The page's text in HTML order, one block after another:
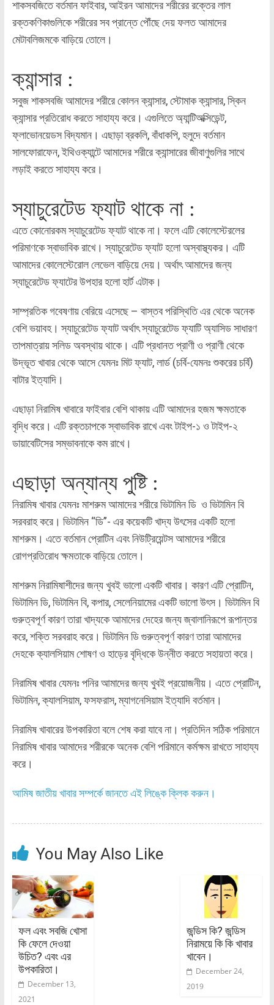
শাকসবজিতে বর্তমান ফাইবার, আইরন আমাদের শরীরের রক্তের লাল
রক্তকণিকাগুলিকে শরীরের সব প্রান্তে পৌঁছে দেয় ফলত আমাদের
মেটাবলিজমকে বাড়িয়ে তোলে।
ক্যান্সার :
সবুজ শাকসবজি আমাদের শরীরে কোলন ক্যান্সার, স্টোমাক ক্যান্সার, স্কিন
ক্যান্সার প্রতিরোধ করতে সাহায্য করে। এগুলিতে অ্যান্টিঅক্সিডেন্ট,
ফ্লাভোনয়েডস বিদ্যমান। এছাড়া ব্রকলি, বাঁধাকপি, হলুদে বর্তমান
সালফোরাফেন, ইথিওক্যান্টে আমাদের শরীরে ক্যান্সারের জীবাণুগুলির সাথে
লড়াই করতে সাহায্য করে।
স্যাচুরেটেড ফ্যাট থাকে না :
এতে কোনোরকম স্যাচুরেটেড ফ্যাট থাকে না। ফলে এটি কোলেস্টেরলের
পরিমাণকে স্বাভাবিক রাখে। স্যাচুরেটেড ফ্যাট হলো অস্বাস্থ্যকর। এটি
আমাদের কোলেস্টেরোল লেভেল বাড়িয়ে দেয়। অর্থাৎ আমাদের জন্য
স্যাচুরেটেড ফ্যাটের উপহার হলো হার্ট এটাক।
সাম্প্রতিক গবেষণায় বেরিয়ে এসেছে – বাস্তব পরিস্থিতি এর থেকে অনেক
বেশি ভয়াবহ। স্যাচুরেটেড ফ্যাট অর্থাৎ স্যাচুরেটেড ফ্যাটি অ্যাসিড সাধারণ
তাপমাত্রায় সলিড অবস্থায় থাকে। এটি প্রধানত প্রাণী ও প্রাণী থেকে
উদ্ভূত খাবার থেকে আসে যেমনঃ মিট ফ্যাট, লার্ড (চর্বি-যেমনঃ শুকরের চর্বি)
বাটার ইত্যাদি।
এছাড়া নিরামিষ খাবারে ফাইবার বেশি থাকায় এটি আমাদের হজম ক্ষমতাকে
বৃদ্ধি করে। এটি রক্তচাপকে স্বাভাবিক রাখে এবং টাইপ-১ ও টাইপ-২
ডায়াবেটিসের সম্ভাবনাকে কম রাখে।
এছাড়া অন্যান্য পুষ্টি :
নিরামিষ খাবার যেমনঃ মাশরুম আমাদের শরীরে ভিটামিন ডি ও ভিটামিন বি
সরবরাহ করে। ভিটামিন “ডি”- এর কয়েকটি খাদ্য উৎসের একটি হলো
মাশরুম। এতে বর্তমান প্রোটিন এবং নিউট্রিয়েন্টস আমাদের শরীরে
রোগপ্রতিরোধ ক্ষমতাকে বাড়িয়ে তোলে।
মাশরুম নিরামিষাশীদের জন্য খুবই ভালো একটি খাবার। কারণ এটি প্রোটিন,
ভিটামিন ডি, ভিটামিন বি, কপার, সেলেনিয়ামের একটি ভালো উৎস। ভিটামিন বি
গুরুত্বপূর্ণ কারণ তারা খাদ্যকে আমাদের দেহের জন্য জ্বালানিরূপে রূপান্তর
করে, শক্তি সরবরাহ করে। ভিটামিন ডি গুরুত্বপূর্ণ কারণ তারা আমাদের
দেহকে ক্যালসিয়াম শোষণ ও হাড়ের বৃদ্ধিকে উন্নীত করতে সহায়তা করে।
নিরামিষ খাবার যেমনঃ পনির আমাদের জন্য খুবই প্রয়োজনীয়। এতে প্রোটিন,
ভিটামিন, ক্যালসিয়াম, ফসফরাস, ম্যাগনেসিয়াম ইত্যাদি বর্তমান।
নিরামিষ খাবারের উপকারিতা বলে শেষ করা যাবে না। প্রতিদিন সঠিক পরিমানে
নিরামিষ খাবার আমাদের শরীরকে অনেক বেশি পরিমানে কর্মক্ষম রাখতে সাহায্য
করে।
আমিষ জাতীয় খাবার সম্পর্কে জানতে এই লিঙ্কে ক্লিক করুন।
You May Also Like
ফল এবং সবজি খোসা
কি ফেলে দেওয়া
উচিত? এবং এর
উপকারিতা।
December 13,
2021
জন্ডিস কি? জন্ডিস
নিরাময়ে কি কি খাবার
খাবেন।
December 24,
2019